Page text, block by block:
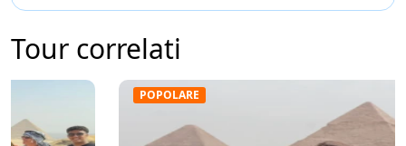
Tour correlati
POPOLARE